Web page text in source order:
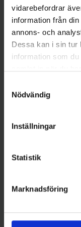
vidarebefordrar
information från
annons- och
Dessa kan i sin tur
information som
Nödvändig
Inställningar
Statistik
Marknadsföring
Berkley
Power Eggs - Rainbow
16 andra